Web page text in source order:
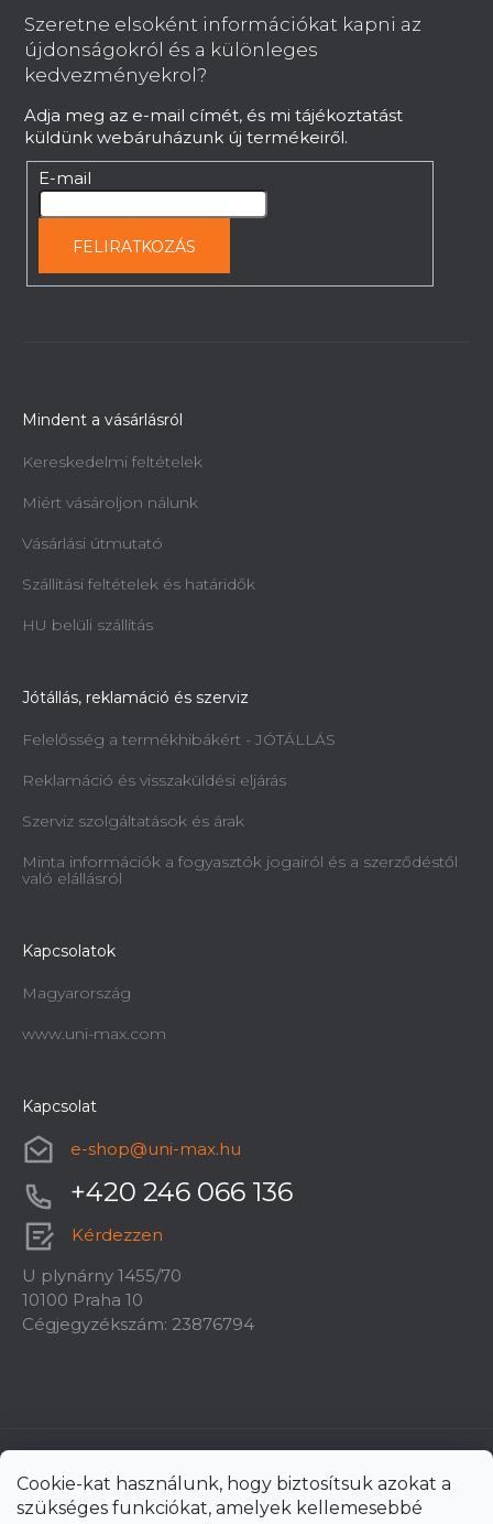
Cookie-kat használunk, hogy biztosítsuk azokat a
szükséges funkciókat, amelyek kellemesebbé
Szeretne elsoként információkat kapni az
újdonságokról és a különleges
kedvezményekrol?
Adja meg az e-mail címét, és mi tájékoztatást
küldünk webáruházunk új termékeiről.
E-mail
FELIRATKOZÁS
Mindent a vásárlásról
Kereskedelmi feltételek
Miért vásároljon nálunk
Vásárlási útmutató
Szállítási feltételek és határidők
HU belüli szállítás
Jótállás, reklamáció és szerviz
Felelősség a termékhibákért - JÓTÁLLÁS
Reklamáció és visszaküldési eljárás
Szerviz szolgáltatások és árak
Minta információk a fogyasztók jogairól és a szerződéstől
való elállásról
Kapcsolatok
Magyarország
www.uni-max.com
Kapcsolat
e-shop@uni-max.hu
+420 246 066 136
Kérdezzen
U plynárny 1455/70
10100 Praha 10
Cégjegyzékszám: 23876794